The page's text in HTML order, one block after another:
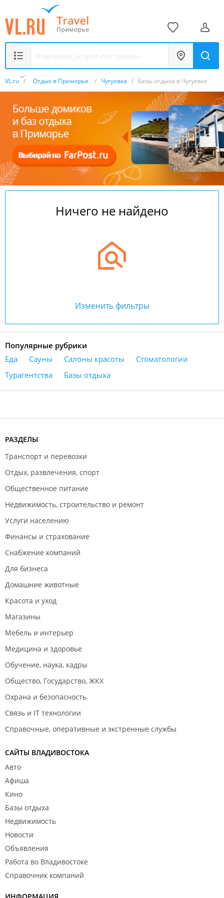
VL.ru / Отдых в Приморье / Чугуевка / Базы отдыха в Чугуевке
Ничего не найдено
Изменить фильтры
Популярные рубрики
Еда
Сауны Салоны красоты
Стоматологии
Турагентства
Базы отдыха
РАЗДЕЛЫ
Транспорт и перевозки
Отдых, развлечения, спорт
Общественное питание
Недвижимость, строительство и ремонт
Услуги населению
Финансы и страхование
Снабжение компаний
Для бизнеса
Домашние животные
Красота и уход
Магазины
Мебель и интерьер
Медицина и здоровье
Обучение, наука, кадры
Общество, Государство, ЖКХ
Охрана и безопасность
Связь и IT технологии
Справочные, оперативные и экстренные службы
САЙТЫ ВЛАДИВОСТОКА
Авто
Афиша
Кино
Базы отдыха
Недвижимость
Новости
Объявления
Работа во Владивостоке
Справочник компаний
ИНФОРМАЦИЯ